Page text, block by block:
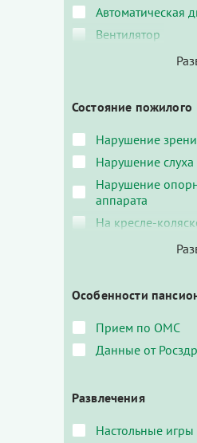
Автоматическая
Вентилятор
Состояние пожилого
Нарушение
Нарушение слуха
Нарушение
аппарата
На кресле-
Особенности
Прием по ОМС
Данные от
Развлечения
Настольные игры